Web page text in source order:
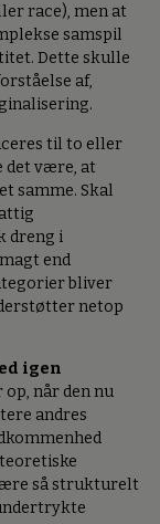
race), men at
samspil
Dette skulle
af,
til to eller
det være, at
samme. Skal
dreng i
end
bliver
netop
igen
når den nu
andres
så strukturelt